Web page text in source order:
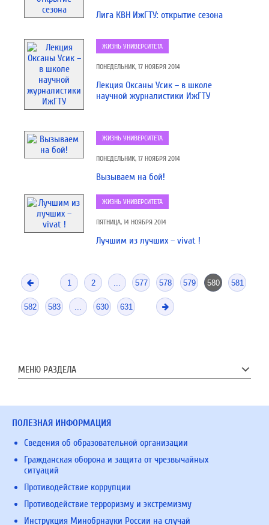
Лига КВН ИжГТУ: открытие сезона
ЖИЗНЬ УНИВЕРСИТЕТА
ПОНЕДЕЛЬНИК, 17 НОЯБРЯ 2014
Лекция Оксаны Усик – в школе
научной журналистики ИжГТУ
ЖИЗНЬ УНИВЕРСИТЕТА
ПОНЕДЕЛЬНИК, 17 НОЯБРЯ 2014
Вызываем на бой!
ЖИЗНЬ УНИВЕРСИТЕТА
ПЯТНИЦА, 14 НОЯБРЯ 2014
Лучшим из лучших – vivat !
1 2 577 578 579 580 581
582 583 630 631
МЕНЮ РАЗДЕЛА
ПОЛЕЗНАЯ ИНФОРМАЦИЯ
Сведения об образовательной организации
Гражданская оборона и защита от чрезвычайных
ситуаций
Противодействие коррупции
Противодействие терроризму и экстремизму
Инструкция Минобрнауки России на случай